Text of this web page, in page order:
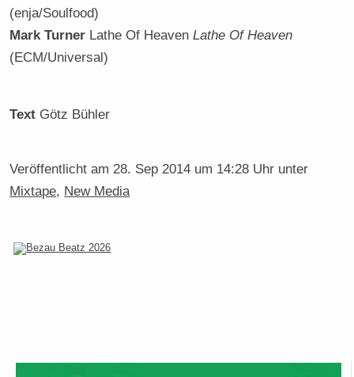
(enja/Soulfood)
Mark Turner Lathe Of HeavenLathe Of Heaven
(ECM/Universal)
Text Götz Bühler
Veröffentlicht am28. Sep 2014 um 14:28 Uhr unter
Mixtape, New Media